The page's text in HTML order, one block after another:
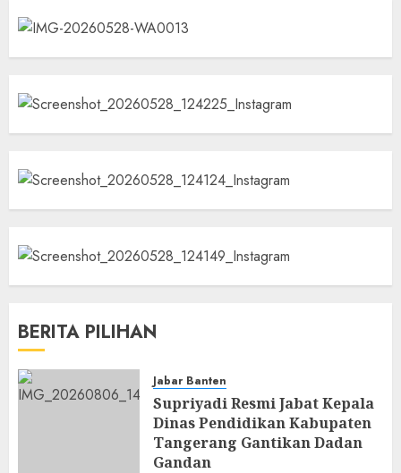
BERITA PILIHAN
Jabar Banten
Supriyadi Resmi Jabat Kepala
Dinas Pendidikan Kabupaten
Tangerang Gantikan Dadan
Gandan